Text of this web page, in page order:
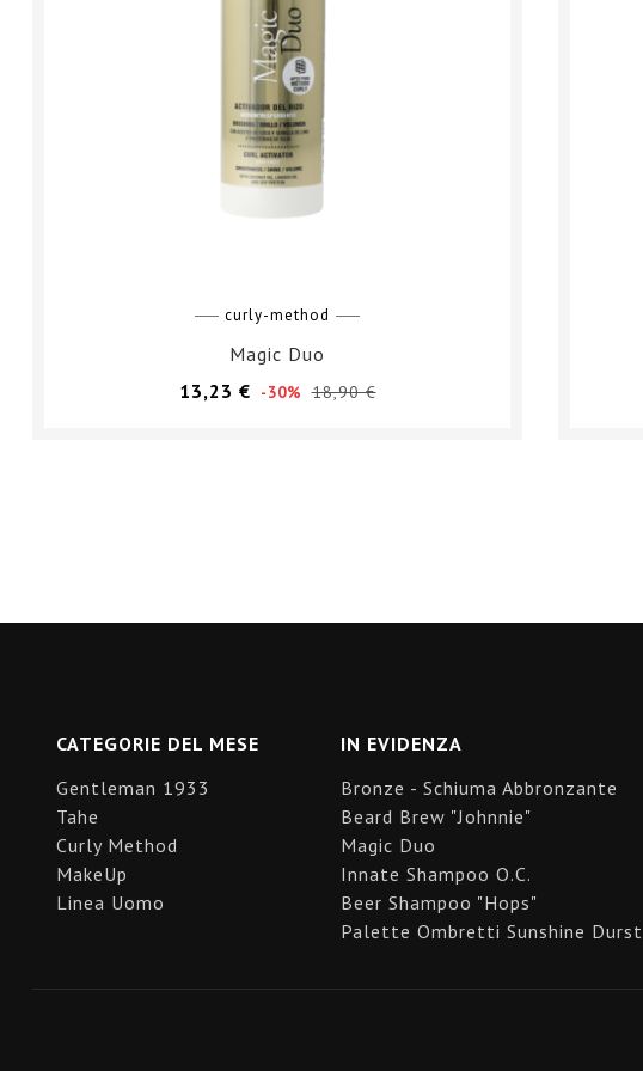
curly-method
Magic Duo
13,23 € Prezzo
-30% 18,90 €Prezzo
CATEGORIE DEL MESE
Gentleman 1933
Tahe
Curly Method
MakeUp
Linea Uomo
IN EVIDENZA
Bronze - Schiuma Abbronzante
Beard Brew "Johnnie"
Magic Duo
Innate Shampoo O.C.
Beer Shampoo "Hops"
Palette Ombretti Sunshine Durst